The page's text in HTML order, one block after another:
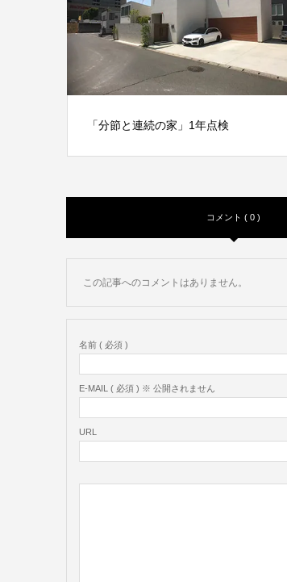
「分節と連続の家」1年点検
コメント ( 0 )
この記事へのコメントはありません。
名前 ( 必須 )
E-MAIL ( 必須 ) ※ 公開されません
URL